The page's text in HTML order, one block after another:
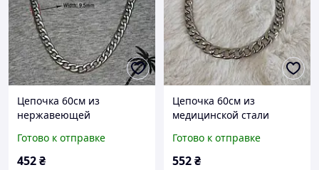
Цепочка 60см из
нержавеющей
шириной 9,5 мм C-02.9.5,
60
Готово к отправке
452₴
Цепочка 60см из
медицинской стали
02.11.5, 60
Готово к отправке
552₴